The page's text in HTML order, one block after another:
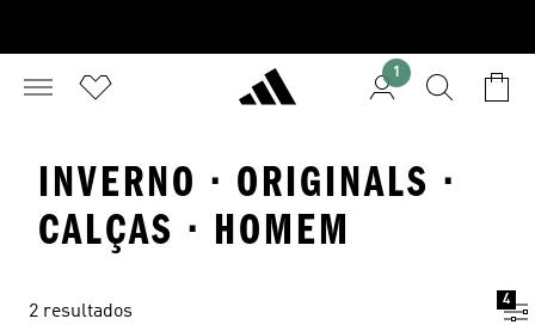
1
INVERNO · ORIGINALS ·
CALÇAS · HOMEM
2 resultados
4